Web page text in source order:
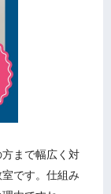
まで幅広く対
です。仕組み